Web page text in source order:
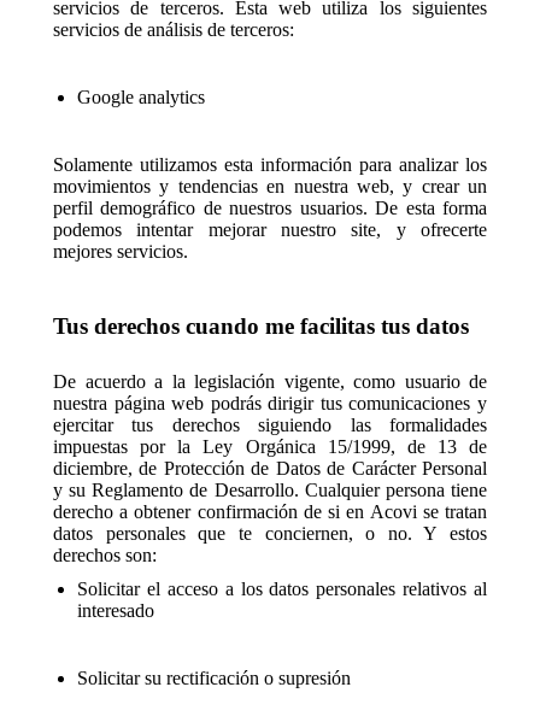
servicios de terceros. Esta web utiliza los siguientes
servicios de análisis de terceros:
Google analytics
Solamente utilizamos esta información para analizar los
movimientos y tendencias en nuestra web, y crear un
perfil demográfico de nuestros usuarios. De esta forma
podemos intentar mejorar nuestro site, y ofrecerte
mejores servicios.
Tus derechos cuando me facilitas tus datos
De acuerdo a la legislación vigente, como usuario de
nuestra página web podrás dirigir tus comunicaciones y
ejercitar tus derechos siguiendo las formalidades
impuestas por la Ley Orgánica 15/1999, de 13 de
diciembre, de Protección de Datos de Carácter Personal
y su Reglamento de Desarrollo. Cualquier persona tiene
derecho a obtener confirmación de si en Acovi se tratan
datos personales que te conciernen, o no. Y estos
derechos son:
Solicitar el acceso a los datos personales relativos al
interesado
Solicitar su rectificación o supresión